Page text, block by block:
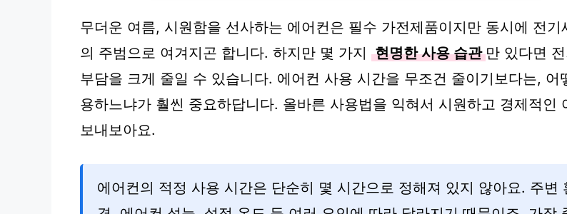
무더운 여름, 시원함을 선사하는 에어컨은 필수 가전제품이지만 동시에 전기
의 주범으로 여겨지곤 합니다. 하지만 몇 가지 현명한 사용 습관 만 있다면
부담을 크게 줄일 수 있습니다. 에어컨 사용 시간을 무조건 줄이기보다는, 어
용하느냐가 훨씬 중요하답니다. 올바른 사용법을 익혀서 시원하고 경제적인
보내보아요.
에어컨의 적정 사용 시간은 단순히 몇 시간으로 정해져 있지 않아요. 주변